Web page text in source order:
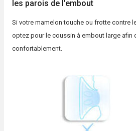
les parois de l’embout
Si votre mamelon touche ou frotte contre
optez pour le coussin à embout large afin
confortablement.